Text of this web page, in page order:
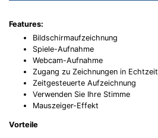
Features:
Bildschirmaufzeichnung
Spiele-Aufnahme
Webcam-Aufnahme
Zugang zu Zeichnungen in Echtzeit
Zeitgesteuerte Aufzeichnung
Verwenden Sie Ihre Stimme
Mauszeiger-Effekt
Vorteile